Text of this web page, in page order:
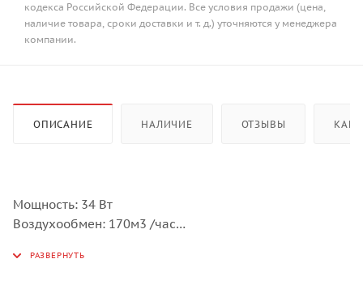
кодекса Российской Федерации. Все условия продажи (цена,
наличие товара, сроки доставки и т. д.) уточняются у менеджера
компании.
ОПИСАНИЕ НАЛИЧИЕ ОТЗЫВЫ КАК
Мощность: 34 Вт
Воздухообмен: 170м3 /час
фильтрации HPP Filter System™